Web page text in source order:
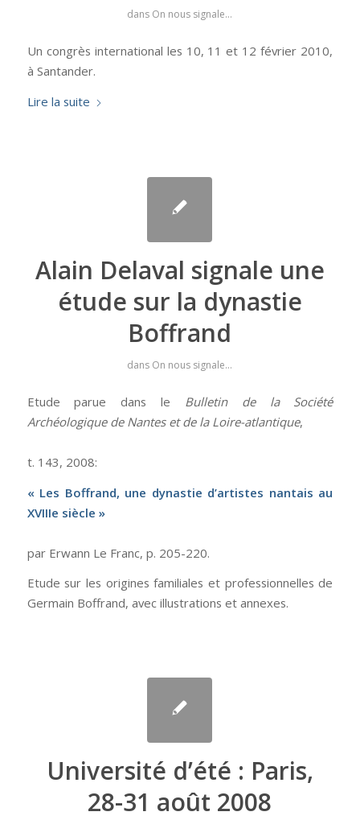
dans On nous signale...
Un congrès international les 10, 11 et 12 février 2010,
à Santander.
Lire la suite
Alain Delaval signale une
étude sur la dynastie
Boffrand
dans On nous signale...
Etude parue dans le Bulletin de la Société
Archéologique de Nantes et de la Loire-atlantique,
t. 143, 2008:
« Les Boffrand, une dynastie d’artistes nantais au
XVIIIe siècle »
par Erwann Le Franc, p. 205-220.
Etude sur les origines familiales et professionnelles de
Germain Boffrand, avec illustrations et annexes.
Université d’été : Paris,
28-31 août 2008